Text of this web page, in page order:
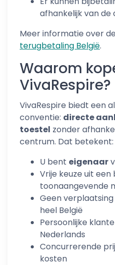
afhankelijk van de
Meer informatie over
terugbetaling België.
Waarom
VivaRespire?
VivaRespire biedt een
conventie: directe
toestel zonder
centrum. Dat betekent:
U bent eigenaar
Vrije keuze uit
toonaangevende
Geen
heel België
Persoonlijke
Nederlands
Concurrerende
kosten